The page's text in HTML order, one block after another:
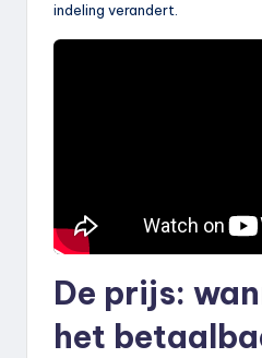
indeling verandert.
De prijs:
het